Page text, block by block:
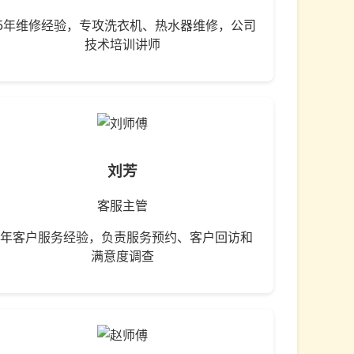
年维修经验，专攻洗衣机、热水器维修，公司
技术培训讲师
刘芳
客服主管
客户服务经验，负责服务预约、客户回访和
满意度调查